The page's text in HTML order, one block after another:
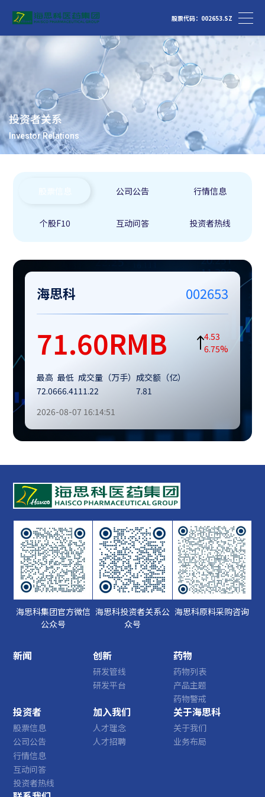
股票代码：002653.SZ
投资者关系
Investor Relations
公司公告 行情信息
个股F10 互动问答 投资者热线
海思科 002653
71.60RMB
4.53
6.75%
最高
72.06
最低
66.41
成交量（万手）
11.22
成交额（亿）
7.81
2026-08-07 16:14:51
海思科集团官方微信
公众号
海思科投资者关系公
众号
海思科原料采购咨询
新闻 创新
研发管线
研发平台
药物
药物列表
产品主题
药物警戒
投资者
股票信息
公司公告
行情信息
互动问答
投资者热线
加入我们
人才理念
人才招聘
关于海思科
关于我们
业务布局